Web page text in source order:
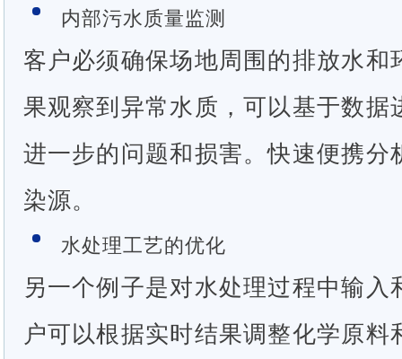
内部污水质量监测
客户必须确保场地周围的排放水
果观察到异常水质，可以基于数据
进一步的问题和损害。快速便携分
染源。
水处理工艺的优化
另一个例子是对水处理过程中输
户可以根据实时结果调整化学原